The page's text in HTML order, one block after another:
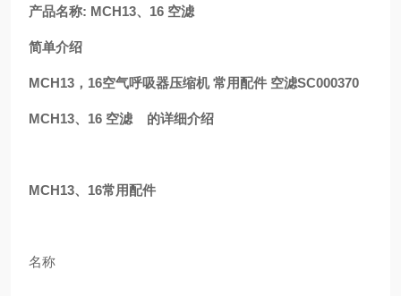
产品名称: MCH13、16 空滤
简单介绍
MCH13，16空气呼吸器压缩机 常用配件 空滤SC000370
MCH13、16 空滤 的详细介绍
MCH13、16常用配件
名称